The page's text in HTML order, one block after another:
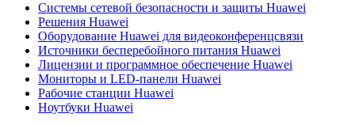
Системы сетевой безопасности и защиты Huawei
Решения Huawei
Оборудование Huawei для видеоконференцсвязи
Источники бесперебойного питания Huawei
Лицензии и программное обеспечение Huawei
Мониторы и LED-панели Huawei
Рабочие станции Huawei
Ноутбуки Huawei